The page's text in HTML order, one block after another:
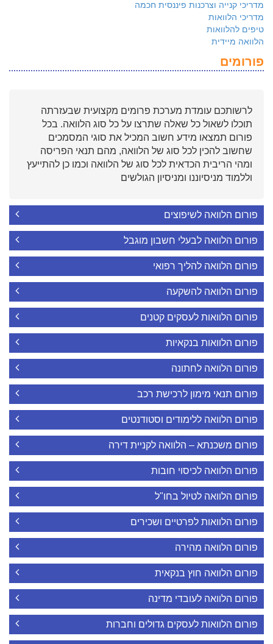
מדריכי קנייה וצרכנות פיננסית חכמה
מדריכי הלוואות
טיפים להלוואות
הלוואה מיידית
פורומים
לרשותכם עומדת מערכת פרומים מקצועית שבעזרתה
תוכלו לשאול כל שאלה שתרצו על כל סוג הלוואה. בכל
פורום תמצאו מידע חשוב המכיל את סוגי המסמכים
שחשוב להכין לכל סוג של הלוואה, מהם תנאי הפריסה
ומהי הריבית הכדאית לכל סוג של הלוואה וכמו כן להתייעץ
וללמוד מניסיוננו ומניסיון הגולשים
פורום הלוואה לשיפוצים
פורום הלוואה לבעלי חשבון מוגבל
פורום הלוואה להליך רפואי
פורום הלוואה להשקעה
פורום הלוואות לעסקים קטנים
פורום הלוואות בנקאיות
פורום הלוואה לחתונה
פורום תנאי מימון לרכישת רכב
פורום הלוואה ללימודים וסטודנטים
פורום משכנתא – הלוואה לקניית דירה
פורום הלוואה לכיסוי חובות
פורום הלוואה לטיול בחו"ל
פורום הלוואות לפרטיים ושכירים
פורום הלוואה מהירה
פורום הלוואה חוץ בנקאית
פורום הלוואה לעובדי מדינה
פורום הלוואות לעסקים גדולים וחברות